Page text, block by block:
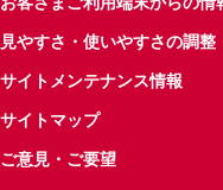
見やすさ・使いやすさの調整
サイトメンテナンス情報
サイトマップ
ご意見・ご要望